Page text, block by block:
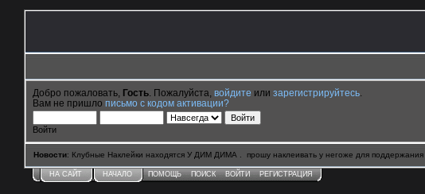
Добро пожаловать, Гость . Пожалуйста, войдите или зарегистрируйтесь
Вам не пришло письмо с кодом активации?
Войти
Новости: Клубные Наклейки находятся У ДИМ ДИМА . прошу наклеивать у негоже для поддержания
НА САЙТ НАЧАЛО ПОМОЩЬ ПОИСК ВОЙТИ РЕГИСТРАЦИЯ